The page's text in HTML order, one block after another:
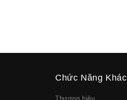
Chức Năng Khác
Thương hiệu